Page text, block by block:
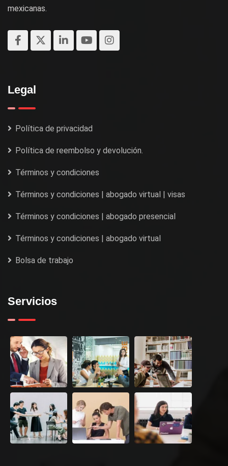
mexicanas.
Legal
Política de privacidad
Política de reembolso y devolución.
Términos y condiciones
Términos y condiciones | abogado virtual | visas
Términos y condiciones | abogado presencial
Términos y condiciones | abogado virtual
Bolsa de trabajo
Servicios